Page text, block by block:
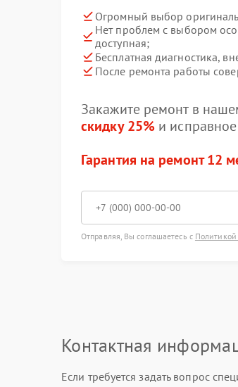
Огромный выбор
Нет проблем с выбором
доступная;
Бесплатная диагностика,
После ремонта работы
Закажите ремонт в
скидку 25% и
Гарантия на ремонт 12
Отправляя, Вы соглашаетесь с
Контактная
Если требуется задать вопрос